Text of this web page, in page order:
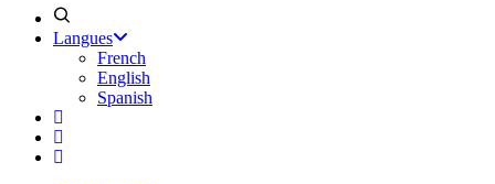
Langues
French
English
Spanish